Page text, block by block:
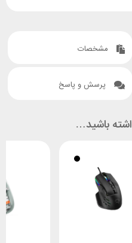
مشخصات
پرسش و پاسخ
باشید…